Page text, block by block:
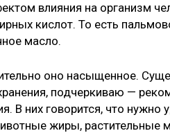
влияния на организм
кислот. То есть
масло.
оно насыщенное.
подчеркиваю —
В них говорится, что
жиры, растительные